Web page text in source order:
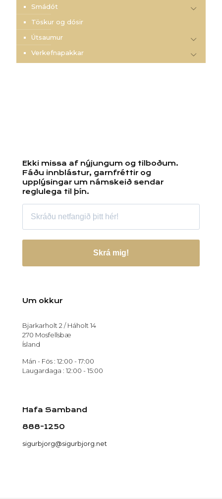
Smádót
Töskur og dósir
Útsaumur
Verkefnapakkar
Ekki missa af nýjungum og tilboðum.
Fáðu innblástur, garnfréttir og
upplýsingar um námskeið sendar
reglulega til þín.
Skrá mig!
Um okkur
Bjarkarholt 2 / Háholt 14
270 Mosfellsbæ
Ísland
Mán - Fös : 12:00 - 17:00
Laugardaga : 12:00 - 15:00
Hafa Samband
888-1250
sigurbjorg@sigurbjorg.net